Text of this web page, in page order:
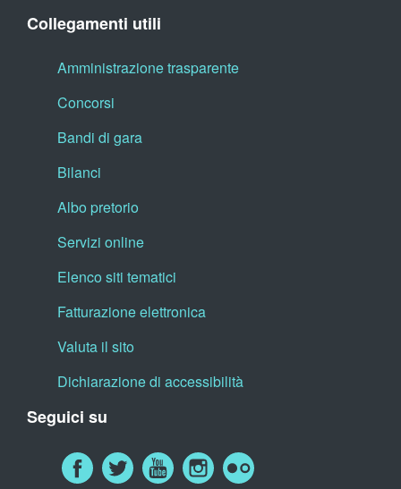
Collegamenti utili
Amministrazione trasparente
Concorsi
Bandi di gara
Bilanci
Albo pretorio
Servizi online
Elenco siti tematici
Fatturazione elettronica
Valuta il sito
Dichiarazione di accessibilità
Seguici su